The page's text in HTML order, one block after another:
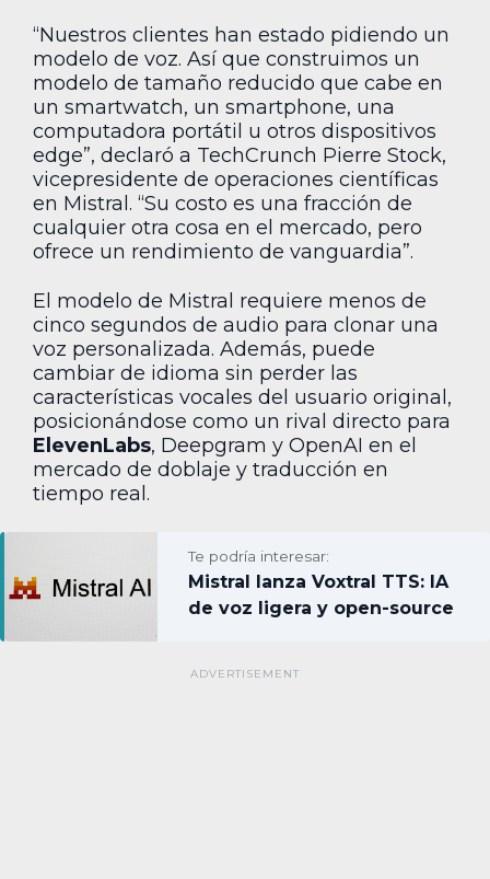
“Nuestros clientes han estado pidiendo un
modelo de voz. Así que construimos un
modelo de tamaño reducido que cabe en
un smartwatch, un smartphone, una
computadora portátil u otros dispositivos
edge”, declaró a TechCrunch Pierre Stock,
vicepresidente de operaciones científicas
en Mistral. “Su costo es una fracción de
cualquier otra cosa en el mercado, pero
ofrece un rendimiento de vanguardia”.
El modelo de Mistral requiere menos de
cinco segundos de audio para clonar una
voz personalizada. Además, puede
cambiar de idioma sin perder las
características vocales del usuario original,
posicionándose como un rival directo para
ElevenLabs, Deepgram y OpenAI en el
mercado de doblaje y traducción en
tiempo real.
Te podría interesar:
Mistral lanza Voxtral TTS: IA
de voz ligera y open-source